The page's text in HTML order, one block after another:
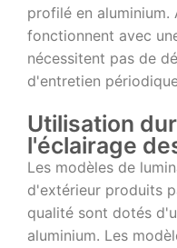
profilé en aluminium.
fonctionnent avec
nécessitent pas de
d'entretien
Utilisation
l'éclairage
Les modèles de
d'extérieur produits
qualité sont dotés
aluminium. Les